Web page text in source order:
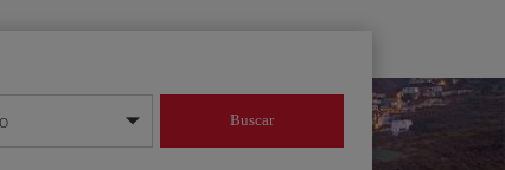
año
Buscar